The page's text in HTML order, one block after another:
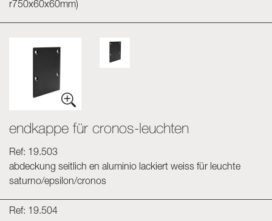
r750x60x60mm)
endkappe für cronos-leuchten
Ref: 19.503
abdeckung seitlich en aluminio lackiert weiss für leuchte
saturno/epsilon/cronos
Ref: 19.504